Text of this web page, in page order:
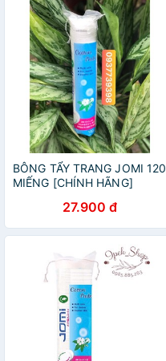
BÔNG TẨY TRANG JOMI 120
MIẾNG [CHÍNH HÃNG]
27.900 đ